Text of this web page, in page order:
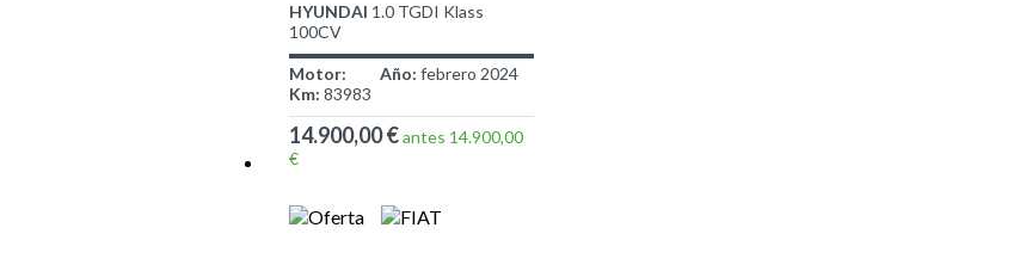
HYUNDAI 1.0 TGDI Klass
100CV
Motor: Año: febrero 2024
Km: 83983
14.900,00 €antes 14.900,00
€